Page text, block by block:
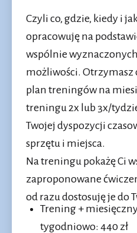
Czyli co, gdzie, kiedy i
opracowuję na
wspólnie
możliwości. Otrzymasz
plan treningów na
treningu 2x lub 3x/
Twojej dyspozycji
sprzętu i miejsca.
Na treningu pokażę Ci
zaproponowane
od razu dostosuję je do
Trening +
tygodniowo: 440 zł